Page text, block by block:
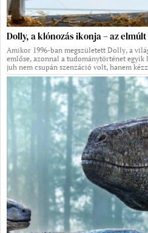
Dolly, a klónozás ikonja – az
Amikor 1996-ban megszületett Dolly, a
emlőse, azonnal a tudománytörténet
juh nem csupán szenzáció volt, hanem